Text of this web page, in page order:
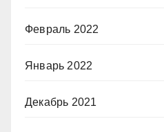
Февраль 2022
Январь 2022
Декабрь 2021